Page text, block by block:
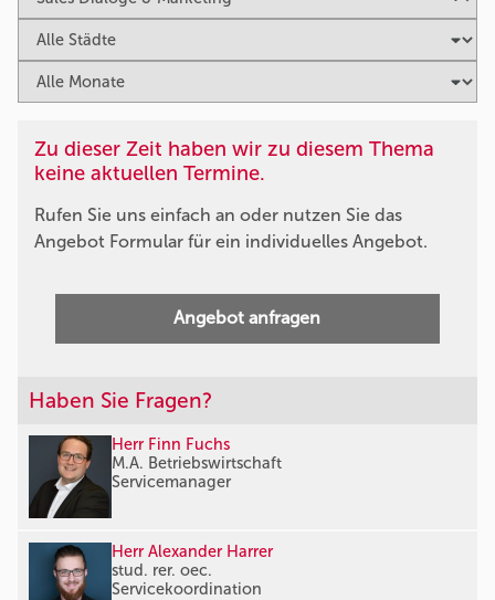
Zu dieser Zeit haben wir zu diesem Thema
keine aktuellen Termine.
Rufen Sie uns einfach an oder nutzen Sie das
Angebot Formular für ein individuelles Angebot.
Angebot anfragen
Haben Sie Fragen?
Herr Finn Fuchs
M.A. Betriebswirtschaft
Servicemanager
Herr Alexander Harrer
stud. rer. oec.
Servicekoordination